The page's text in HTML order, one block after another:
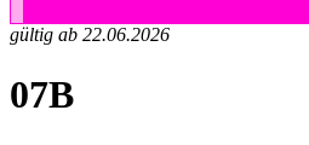
gültig ab 22.06.2026
07B